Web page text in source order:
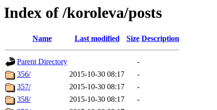
Index of /koroleva/posts
Name Last modified Size Description
Parent Directory
-
356/
2015-10-30 08:17
-
357/
2015-10-30 08:17
-
358/
2015-10-30 08:17
-